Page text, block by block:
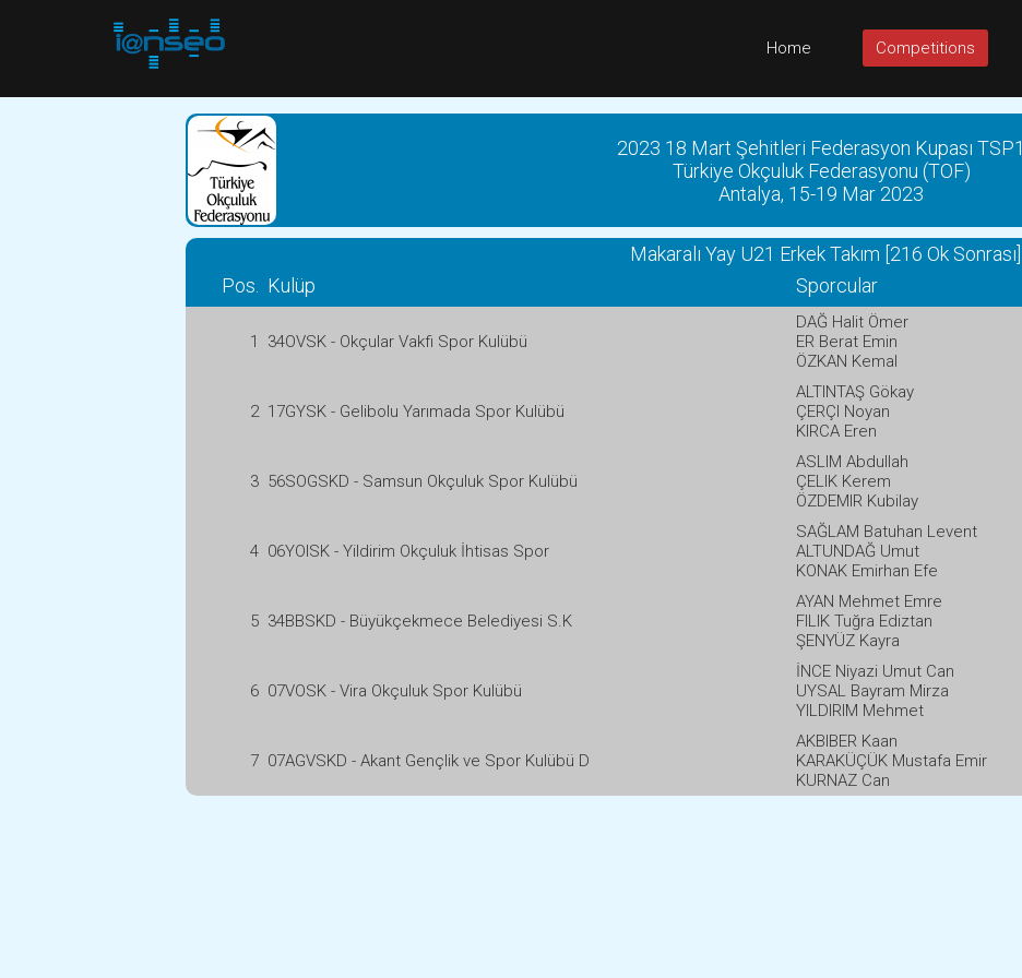
Home Competitions
2023 18 Mart Şehitleri Federasyon Kupası TSP1
Türkiye Okçuluk Federasyonu (TOF)
Antalya, 15-19 Mar 2023
Makaralı Yay U21 Erkek Takım [216 Ok Sonrası]
Pos.
Kulüp Sporcular
1 34OVSK - Okçular Vakfi Spor Kulübü
DAĞ Halit Ömer
ER Berat Emin
ÖZKAN Kemal
2 17GYSK - Gelibolu Yarımada Spor Kulübü
ALTINTAŞ Gökay
ÇERÇI Noyan
KIRCA Eren
3 56SOGSKD - Samsun Okçuluk Spor Kulübü
ASLIM Abdullah
ÇELIK Kerem
ÖZDEMIR Kubilay
4 06YOISK - Yildirim Okçuluk İhtisas Spor
SAĞLAM Batuhan Levent
ALTUNDAĞ Umut
KONAK Emirhan Efe
5 34BBSKD - Büyükçekmece Belediyesi S.K
AYAN Mehmet Emre
FILIK Tuğra Ediztan
ŞENYÜZ Kayra
6 07VOSK - Vira Okçuluk Spor Kulübü
İNCE Niyazi Umut Can
UYSAL Bayram Mirza
YILDIRIM Mehmet
7 07AGVSKD - Akant Gençlik ve Spor Kulübü D
AKBIBER Kaan
KARAKÜÇÜK Mustafa Emir
KURNAZ Can